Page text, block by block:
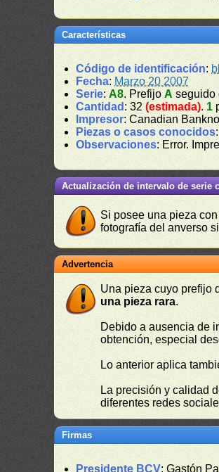
Características
Código de identificación:
Fecha: Marzo 20 2007
Serie:A8. PrefijoA
Cantidad : 32(estimada). 1
Impresor: Canadian
Piezas o casos conocidos
Observaciones: Error.
Actualización de intervalo de serie
Si posee una pieza
fotografía del anverso
Advertencia
Una pieza cuyo prefijo
una pieza rara.
Debido a ausencia de
obtención, especial
Lo anterior aplica
La precisión y calidad
diferentes redes
Firmas
Presidente BCV: Gastón